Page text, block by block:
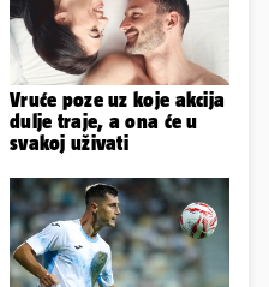
Vruće poze uz koje akcija
dulje traje, a ona će u
svakoj uživati